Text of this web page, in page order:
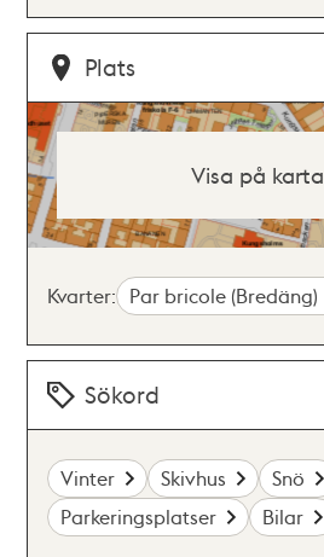
Plats
Visa på karta
Kvarter: Par bricole (Bredäng)
Sökord
Vinter Skivhus
Snö
Parkeringsplatser
Bilar